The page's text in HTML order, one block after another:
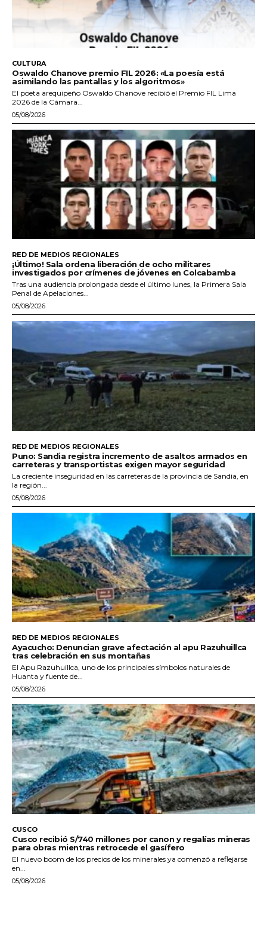
CULTURA
Oswaldo Chanove premio FIL 2026: «La poesía está
asimilando las pantallas y los algoritmos»
El poeta arequipeño Oswaldo Chanove recibió el Premio FIL Lima
2026 de la Cámara...
05/08/2026
RED DE MEDIOS REGIONALES
¡Último! Sala ordena liberación de ocho militares
investigados por crímenes de jóvenes en Colcabamba
Tras una audiencia prolongada desde el último lunes, la Primera Sala
Penal de Apelaciones...
05/08/2026
RED DE MEDIOS REGIONALES
Puno: Sandia registra incremento de asaltos armados en
carreteras y transportistas exigen mayor seguridad
La creciente inseguridad en las carreteras de la provincia de Sandia, en
la región...
05/08/2026
RED DE MEDIOS REGIONALES
Ayacucho: Denuncian grave afectación al apu Razuhuillca
tras celebración en sus montañas
El Apu Razuhuillca, uno de los principales símbolos naturales de
Huanta y fuente de...
05/08/2026
CUSCO
Cusco recibió S/740 millones por canon y regalías mineras
para obras mientras retrocede el gasífero
El nuevo boom de los precios de los minerales ya comenzó a reflejarse
en...
05/08/2026